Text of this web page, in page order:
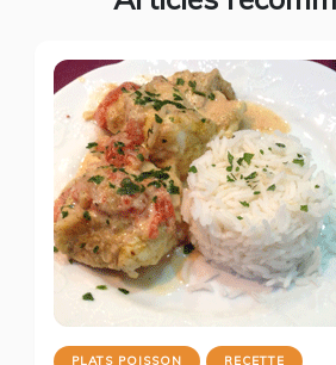
PLATS POISSON RECETTE